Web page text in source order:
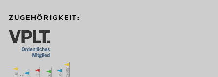
ZUGEHÖRIGKEIT: